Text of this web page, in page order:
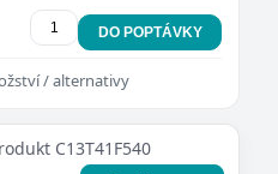
DO POPTÁVKY
/ alternativy
C13T41F540